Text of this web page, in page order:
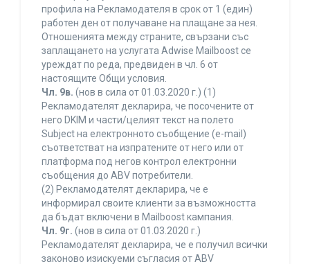
профила на Рекламодателя в срок от 1 (един)
работен ден от получаване на плащане за нея.
Отношенията между страните, свързани със
заплащането на услугата Adwise Mailboost се
уреждат по реда, предвиден в чл. 6 от
настоящите Общи условия.
Чл. 9в. (нов в сила от 01.03.2020 г.) (1)
Рекламодателят декларира, че посочените от
него DKIM и части/целият текст на полето
Subject на електронното съобщение (e-mail)
съответстват на изпратените от него или от
платформа под негов контрол електронни
съобщения до ABV потребители.
(2) Рекламодателят декларира, че е
информирал своите клиенти за възможността
да бъдат включени в Mailboost кампания.
Чл. 9г. (нов в сила от 01.03.2020 г.)
Рекламодателят декларира, че е получил всички
законово изискуеми съгласия от ABV